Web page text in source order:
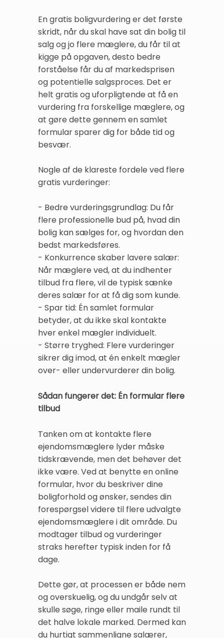
En gratis boligvurdering er det første
skridt, når du skal have sat din bolig til
salg og jo flere mæglere, du får til at
kigge på opgaven, desto bedre
forståelse får du af markedsprisen
og potentielle salgsproces. Det er
helt gratis og uforpligtende at få en
vurdering fra forskellige mæglere, og
at gøre dette gennem en samlet
formular sparer dig for både tid og
besvær.
Nogle af de klareste fordele ved flere
gratis vurderinger:
- Bedre vurderingsgrundlag: Du får
flere professionelle bud på, hvad din
bolig kan sælges for, og hvordan den
bedst markedsføres.
- Konkurrence skaber lavere salær:
Når mæglere ved, at du indhenter
tilbud fra flere, vil de typisk sænke
deres salær for at få dig som kunde.
- Spar tid: Én samlet formular
betyder, at du ikke skal kontakte
hver enkel mægler individuelt.
- Større tryghed: Flere vurderinger
sikrer dig imod, at én enkelt mægler
over- eller undervurderer din bolig.
Sådan fungerer det: Én formular flere
tilbud
Tanken om at kontakte flere
ejendomsmæglere lyder måske
tidskrævende, men det behøver det
ikke være. Ved at benytte en online
formular, hvor du beskriver dine
boligforhold og ønsker, sendes din
forespørgsel videre til flere udvalgte
ejendomsmæglere i dit område. Du
modtager tilbud og vurderinger
straks herefter typisk inden for få
dage.
Dette gør, at processen er både nem
og overskuelig, og du undgår selv at
skulle søge, ringe eller maile rundt til
det halve lokale marked. Dermed kan
du hurtigt sammenligne salærer,